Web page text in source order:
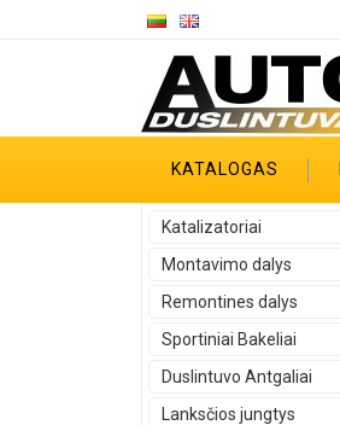
KATALOGAS
Katalizatoriai
Montavimo dalys
Remontines dalys
Sportiniai Bakeliai
Duslintuvo Antgaliai
Lanksčios jungtys